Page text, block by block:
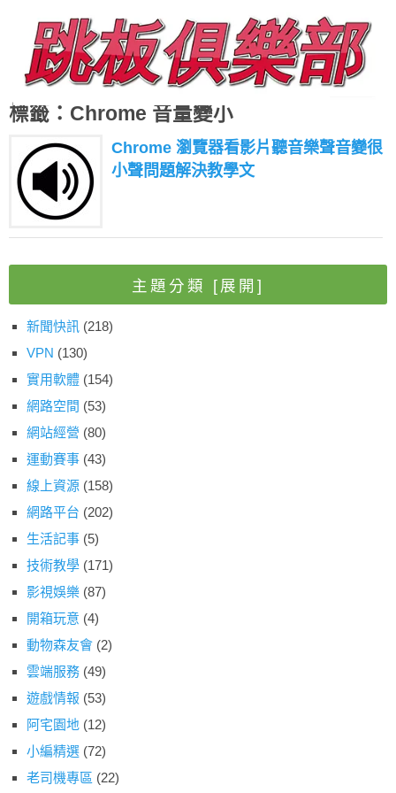
標籤：Chrome 音量變小
Chrome 瀏覽器看影片聽音樂聲音變很
小聲問題解決教學文
主題分類 [展開]
新聞快訊 (218)
VPN (130)
實用軟體 (154)
網路空間 (53)
網站經營 (80)
運動賽事 (43)
線上資源 (158)
網路平台 (202)
生活記事 (5)
技術教學 (171)
影視娛樂 (87)
開箱玩意 (4)
動物森友會 (2)
雲端服務 (49)
遊戲情報 (53)
阿宅園地 (12)
小編精選 (72)
老司機專區 (22)